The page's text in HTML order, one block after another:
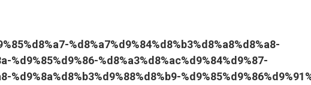
%d8%a7%d9%84%d8%b3%d8%a8%d8%a8-
%d9%85%d9%86-%d8%a3%d8%ac%d9%84%d9%87-
%d9%8a%d8%b3%d9%88%d8%b9-